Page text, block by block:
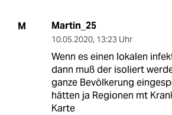
M Martin_25
10.05.2020, 13:23 Uhr
Wenn es einen lokalen
dann muß der isoliert
ganze Bevölkerung
hätten ja Regionen mt
Karte